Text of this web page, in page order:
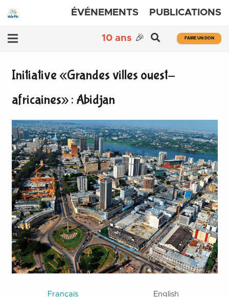
ÉVÉNEMENTS PUBLICATIONS
10 ans 🎉 FAIRE UN DON
Initiative «Grandes villes ouest-
africaines» : Abidjan
Français English